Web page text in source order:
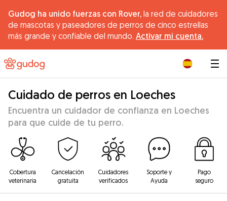
Gudog ha unido fuerzas con Rover, la red de cuidadores
de mascotas y paseadores de perros de cinco estrellas
más grande y confiable del mundo. Activar mi cuenta.
Cuidado de perros en Loeches
Encuentra un cuidador de confianza en Loeches
para que cuide de tu perro.
Cobertura
veterinaria
Cancelación
gratuita
Cuidadores
verificados
Soporte y
Ayuda
Pago
seguro